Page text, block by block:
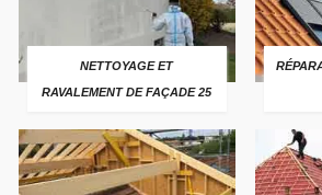
NETTOYAGE ET
RAVALEMENT DE FAÇADE 25